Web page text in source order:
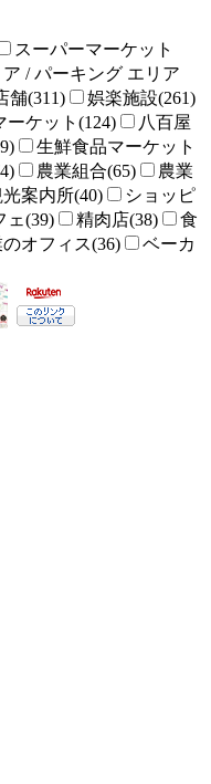
スーパーマーケット
/ パーキング エリア
舗(311)
娯楽施設(261)
ーケット(124)
八百屋
生鮮食品マーケット
農業組合(65)
農業
案内所(40)
ショッピ
ェ(39) 精肉店(38)
食
オフィス(36)
ベーカ